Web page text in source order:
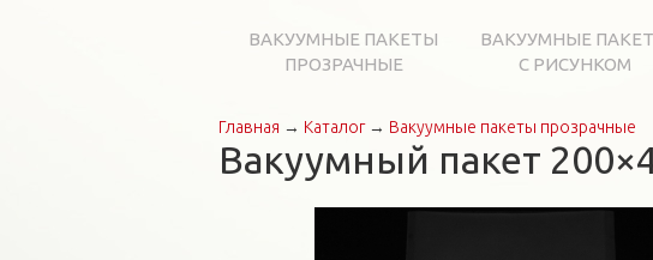
ВАКУУМНЫЕ ПАКЕТЫ
ПРОЗРАЧНЫЕ
ВАКУУМНЫЕ
С РИСУНКОМ
Вы здесь
Главная → Каталог→ Вакуумные пакеты прозрачные
Вакуумный пакет